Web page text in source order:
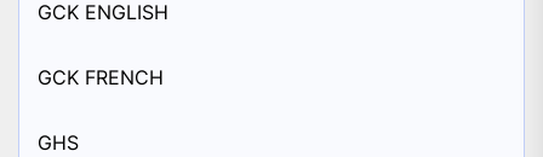
GCK ENGLISH
GCK FRENCH
GHS